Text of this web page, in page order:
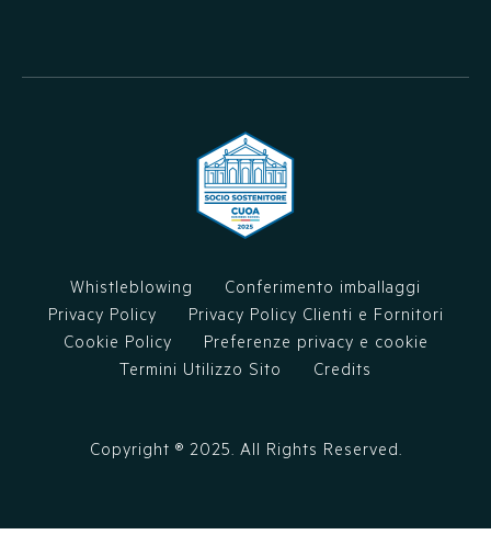
Copyright ® 2025. All Rights Reserved.
Whistleblowing
Conferimento imballaggi
Privacy Policy
Privacy Policy Clienti e Fornitori
Cookie Policy
Preferenze privacy e cookie
Termini Utilizzo Sito
Credits